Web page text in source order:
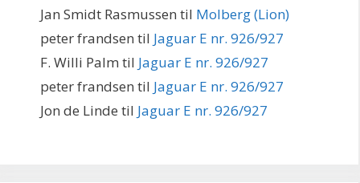
Jan Smidt Rasmussen til Molberg (Lion)
peter frandsen til Jaguar E nr. 926/927
F. Willi Palm til Jaguar E nr. 926/927
peter frandsen til Jaguar E nr. 926/927
Jon de Linde til Jaguar E nr. 926/927